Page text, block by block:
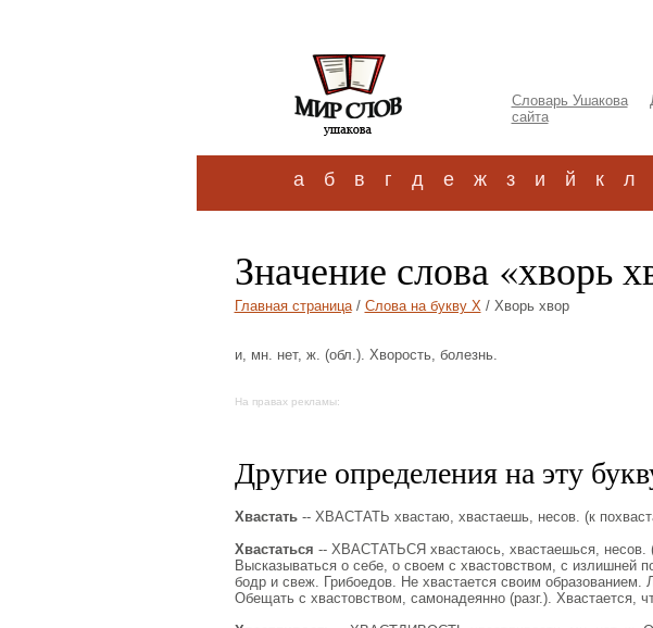
Словарь Ушакова
сайта
а б в г д е ж з и й к л
Значение слова «хворь
Главная страница/ Слова на букву Х/ Хворь хвор
и, мн. нет, ж. (обл.). Хворость, болезнь.
На правах рекламы:
Другие определения на эту
Хвастать-- ХВАСТАТЬ хвастаю, хвастаешь, несов. (к
Хвастаться -- ХВАСТАТЬСЯ хвастаюсь, хвастаешься, несов.
Высказываться о себе, о своем с хвастовством, с излишней
бодр и свеж. Грибоедов. Не хвастается своим
Обещать с хвастовством, самонадеянно (разг.). Хвастается,